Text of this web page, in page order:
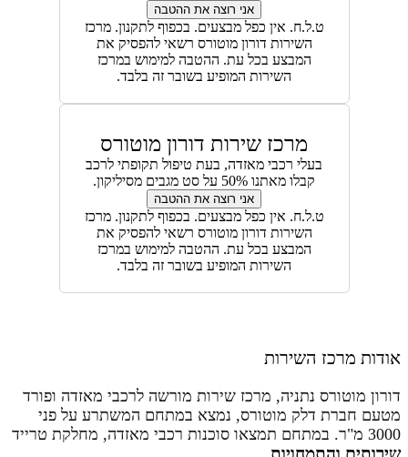
אני רוצה את ההטבה
ט.ל.ח. אין כפל מבצעים. בכפוף לתקנון. מרכז
השירות דורון מוטורס רשאי להפסיק את
המבצע בכל עת. ההטבה למימוש במרכז
השירות המופיע בשובר זה בלבד.
מרכז שירות דורון מוטורס
בעלי רכבי מאזדה, בעת טיפול תקופתי לרכב
קבלו מאתנו 50% על סט מגבים מסיליקון.
אני רוצה את ההטבה
ט.ל.ח. אין כפל מבצעים. בכפוף לתקנון. מרכז
השירות דורון מוטורס רשאי להפסיק את
המבצע בכל עת. ההטבה למימוש במרכז
השירות המופיע בשובר זה בלבד.
מרכז השירות
מוטורס נתניה, מרכז שירות מורשה לרכבי מאזדה ופורד
חברת דלק מוטורס, נמצא במתחם המשתרע על פני
3000 מ"ר. במתחם תמצאו סוכנות רכבי מאזדה, מחלקת טרייד
ומרכז שירות לרכבי מאזדה ופורד המספק את כל שירותי